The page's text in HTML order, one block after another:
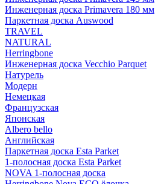
Инженерная доска Primavera 180 мм
Паркетная доска Auswood
TRAVEL
NATURAL
Herringbone
Инженерная доска Vecchio Parquet
Натурель
Модерн
Немецкая
Французская
Японская
Albero bello
Английская
Паркетная доска Esta Parket
1-полосная доска Esta Parket
NOVA 1-полосная доска